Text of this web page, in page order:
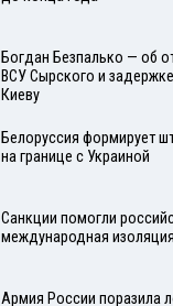
Богдан Безпалько — об
ВСУ Сырского и
Киеву
Белоруссия формирует
на границе с Украиной
Санкции помогли
международная
Армия России поразила